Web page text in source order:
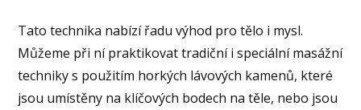
Tato technika nabízí řadu výhod pro tělo i mysl.
Můžeme při ní praktikovat tradiční i speciální masážní
techniky s použitím horkých lávových kamenů, které
jsou umístěny na klíčových bodech na těle, nebo jsou